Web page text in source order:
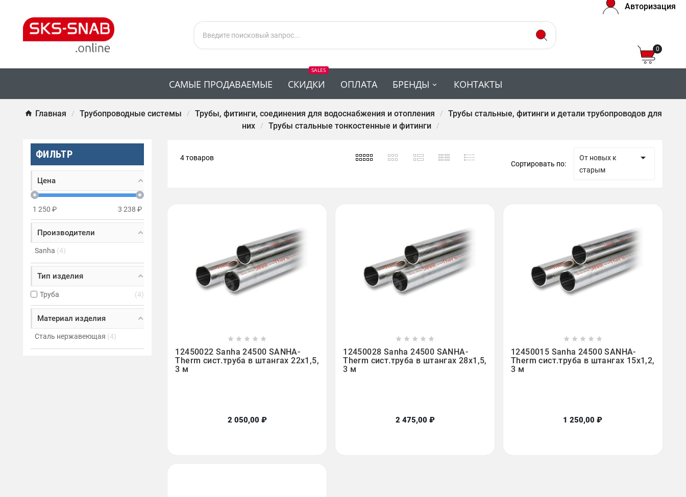
Авторизация
0
САМЫЕ ПРОДАВАЕМЫЕ СКИДКИ
SALES
ОПЛАТА БРЕНДЫ КОНТАКТЫ
Главная Трубопроводные системы Трубы, фитинги, соединения для водоснабжения и отопления
Трубы стальные, фитинги и детали трубопроводов для
них
Трубы стальные тонкостенные и фитинги
ФИЛЬТР
Цена
1 250 ₽ 3 238 ₽
Производители
Sanha 4
Тип изделия
Труба 4
Материал изделия
Сталь нержавеющая 4
4 товаров
Сортировать по:
От новых к
старым

    
12450022 Sanha 24500 SANHA-
Therm сист.труба в штангах 22x1,5,
3 м
2 050,00 ₽
    
12450028 Sanha 24500 SANHA-
Therm сист.труба в штангах 28x1,5,
3 м
2 475,00 ₽
    
12450015 Sanha 24500 SANHA-
Therm сист.труба в штангах 15x1,2,
3 м
1 250,00 ₽